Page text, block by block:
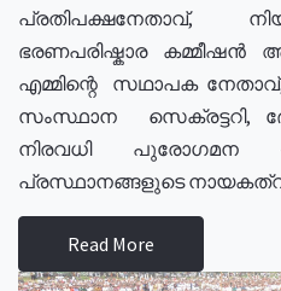
പ്രതിപക്ഷനേതാവ്,
ഭരണപരിഷ്കാര
എമ്മിന്റെ സഥാപക
സംസ്ഥാന സെക്രട്ടറി,
നിരവധി
പ്രസ്ഥാനങ്ങളുടെ
Read More